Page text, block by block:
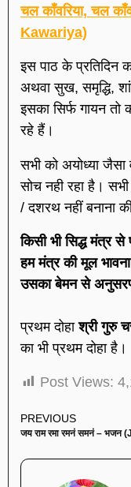
चल काँवरिया, चल
Kawariya)
इस पाठ के प्रतिदिन
अथवा सुख, समृद्धि,
इसका सिर्फ गायन
रहे हैं।
सभी को अयोध्या जैसा
सोच नही रहा है।
/ दशरथ नहीं बनाना
किसी भी सिद्ध मंत्र
हम मंत्र की मूल
उसका बेमन से
प्रथम दोहाश्री गुरु
का भी प्रथम दोहा है।
Post Views:
PREVIOUS